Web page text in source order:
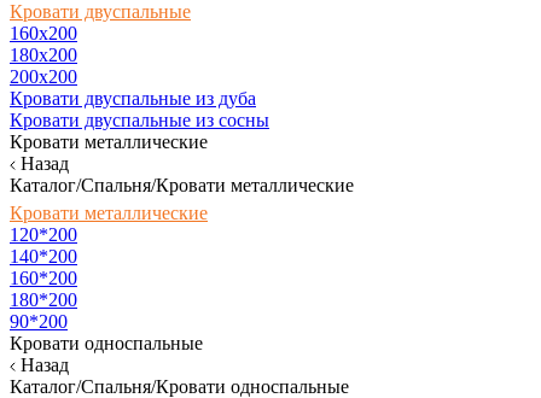
Кровати двуспальные
160х200
180x200
200x200
Кровати двуспальные из дуба
Кровати двуспальные из сосны
Кровати металлические
Назад
Каталог/Спальня/Кровати металлические
Кровати металлические
120*200
140*200
160*200
180*200
90*200
Кровати односпальные
Назад
Каталог/Спальня/Кровати односпальные